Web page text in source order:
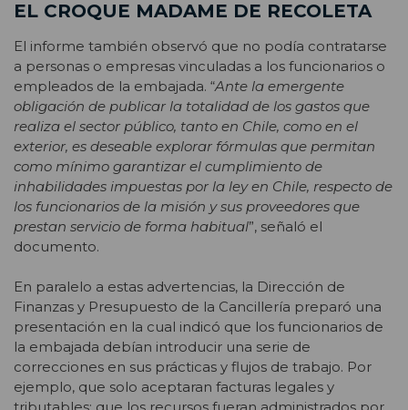
EL CROQUE MADAME DE RECOLETA
El informe también observó que no podía contratarse
a personas o empresas vinculadas a los funcionarios o
empleados de la embajada. “Ante la emergente
obligación de publicar la totalidad de los gastos que
realiza el sector público, tanto en Chile, como en el
exterior, es deseable explorar fórmulas que permitan
como mínimo garantizar el cumplimiento de
inhabilidades impuestas por la ley en Chile, respecto de
los funcionarios de la misión y sus proveedores que
prestan servicio de forma habitual”, señaló el
documento.
En paralelo a estas advertencias, la Dirección de
Finanzas y Presupuesto de la Cancillería preparó una
presentación en la cual indicó que los funcionarios de
la embajada debían introducir una serie de
correcciones en sus prácticas y flujos de trabajo. Por
ejemplo, que solo aceptaran facturas legales y